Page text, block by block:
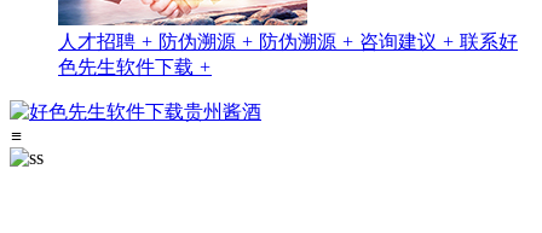
人才招聘 + 防伪溯源 + 防伪溯源 + 咨询建议 + 联系好
色先生软件下载 +
≡